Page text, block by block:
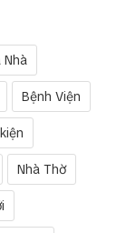
Nhà
Bệnh Viện
Nhà Thờ